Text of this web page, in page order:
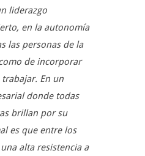
liderazgo
en la autonomía
las personas de la
de incorporar
En un
donde todas
brillan por su
es que entre los
alta resistencia a